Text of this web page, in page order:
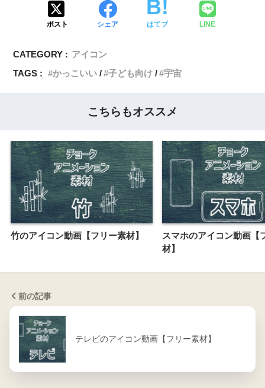
ポスト シェア はてブ LINE
CATEGORY : アイコン
TAGS :
かっこいい 子ども向け 宇宙
こちらもオススメ
竹のアイコン動画【フリー素材】
スマホのアイコン動画【
材】
前の記事
テレビのアイコン動画【フリー素材】